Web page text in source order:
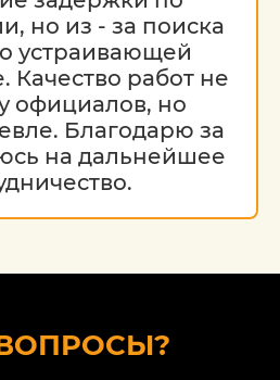
но из - за поиска
устраивающей
Качество работ не
официалов, но
Благодарю за
на дальнейшее